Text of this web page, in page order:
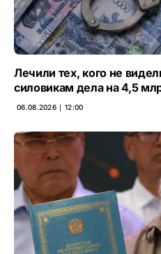
Лечили тех, кого не
силовикам дела на 4,5
06.08.2026 ∣ 12:00